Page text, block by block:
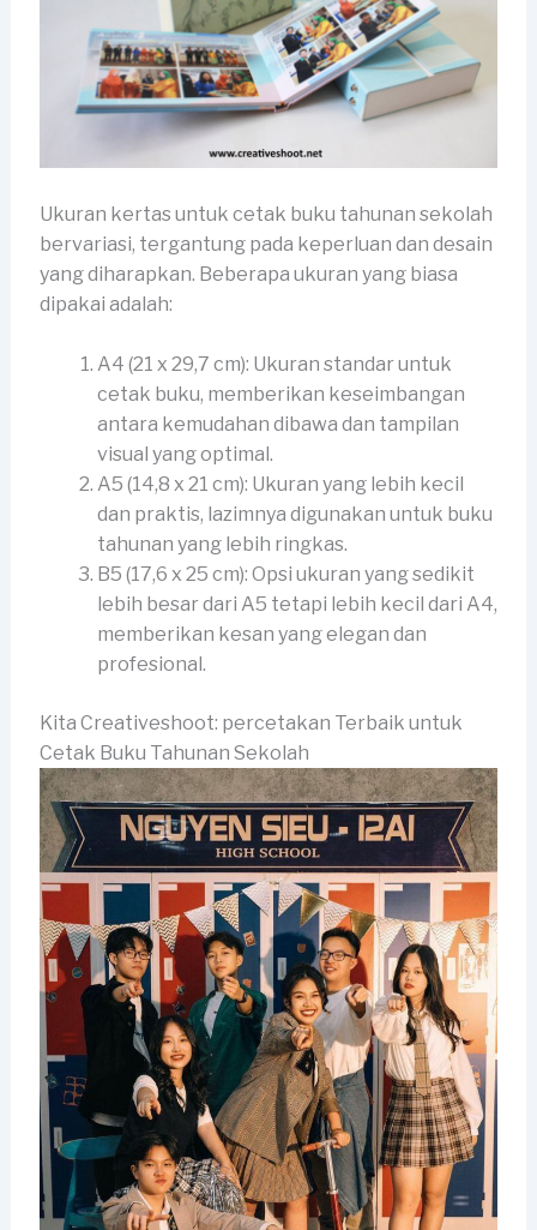
Ukuran kertas untuk cetak buku tahunan sekolah
bervariasi, tergantung pada keperluan dan desain
yang diharapkan. Beberapa ukuran yang biasa
dipakai adalah:
A4 (21 x 29,7 cm): Ukuran standar untuk
cetak buku, memberikan keseimbangan
antara kemudahan dibawa dan tampilan
visual yang optimal.
A5 (14,8 x 21 cm): Ukuran yang lebih kecil
dan praktis, lazimnya digunakan untuk buku
tahunan yang lebih ringkas.
B5 (17,6 x 25 cm): Opsi ukuran yang sedikit
lebih besar dari A5 tetapi lebih kecil dari A4,
memberikan kesan yang elegan dan
profesional.
Kita Creativeshoot: percetakan Terbaik untuk
Cetak Buku Tahunan Sekolah